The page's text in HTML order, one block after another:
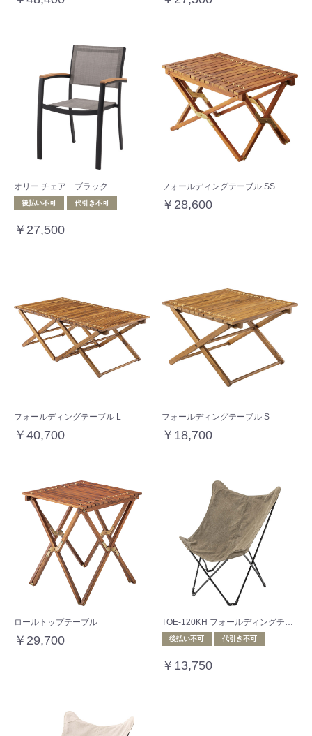
オリー チェア ブラック
後払い不可 代引き不可
￥27,500
フォールディングテーブル SS
￥28,600
フォールディングテーブル L
￥40,700
フォールディングテーブル S
￥18,700
ロールトップテーブル
￥29,700 後払い不可 代引き不可
￥13,750